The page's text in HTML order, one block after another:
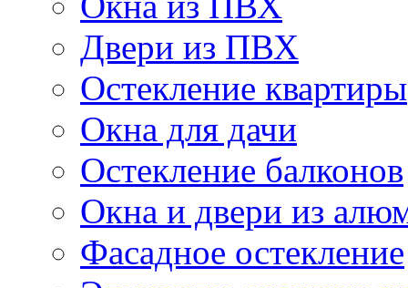
Двери из ПВХ
Остекление квартиры
Окна для дачи
Остекление балконов
Окна и двери из
Фасадное остекление